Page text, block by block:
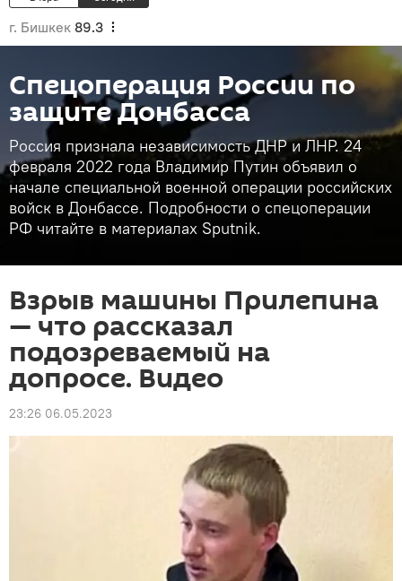
г. Бишкек 89.3
Спецоперация России по
защите Донбасса
Россия признала независимость ДНР и ЛНР. 24
февраля 2022 года Владимир Путин объявил о
начале специальной военной операции российских
войск в Донбассе. Подробности о спецоперации
РФ читайте в материалах Sputnik.
Взрыв машины Прилепина
— что рассказал
подозреваемый на
допросе. Видео
23:26 06.05.2023